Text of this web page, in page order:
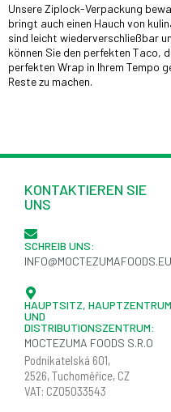
Unsere Ziplock-Verpackung
bringt auch einen Hauch von
sind leicht wiederverschließbar
können Sie den perfekten Taco,
perfekten Wrap in Ihrem Tempo
Reste zu machen.
KONTAKTIEREN SIE
UNS
SCHREIB UNS:
INFO@MOCTEZUMAFOODS.EU
HAUPTSITZ, HAUPTZENTRUM
UND
DISTRIBUTIONSZENTRUM:
MOCTEZUMA FOODS S.R.O
Podnikatelská 601,
2526,Tuchoměřice, CZ
VAT: CZ05033543